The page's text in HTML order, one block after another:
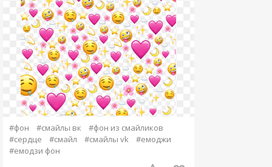
#фон #смайлы вк
#фон из смайликов
#сердце
#смайл #смайлы vk
#емоджи
#емодзи фон